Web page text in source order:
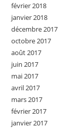
février 2018
janvier 2018
décembre 2017
octobre 2017
août 2017
juin 2017
mai 2017
avril 2017
mars 2017
février 2017
janvier 2017